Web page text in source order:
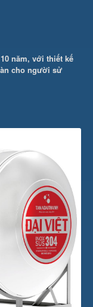
năm, với thiết kế
cho người sử